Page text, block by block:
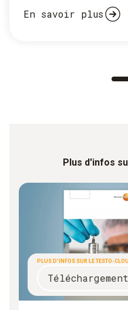
En savoir plus
Plus d'infos
PLUS D'INFOS SUR LE TESTO-
Téléchargement